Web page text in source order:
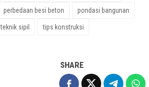
perbedaan besi beton pondasi bangunan
teknik sipil tips konstruksi
SHARE